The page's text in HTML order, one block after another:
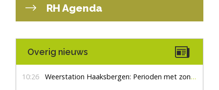
RH Agenda
Overig nieuws
10:26 Weerstation Haaksbergen: Perioden met zon en droog